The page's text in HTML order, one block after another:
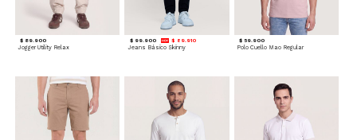
$ 89.900
Jogger Utility Relax
$ 99.900 $ 89.910
Jeans Básico Skinny
$ 59.900
Polo Cuello Mao Regular